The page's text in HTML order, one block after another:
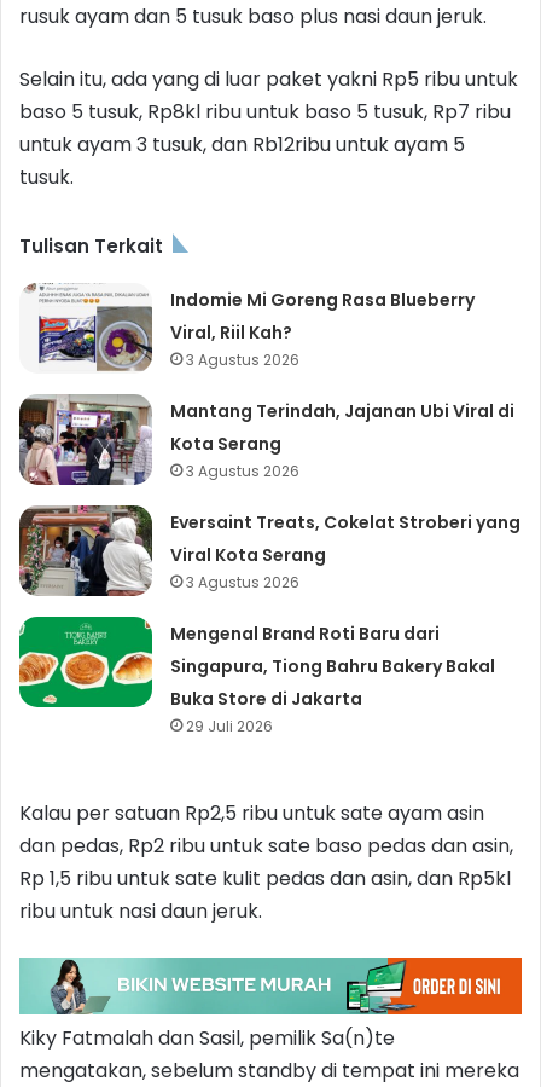
rusuk ayam dan 5 tusuk baso plus nasi daun jeruk.
Selain itu, ada yang di luar paket yakni Rp5 ribu untuk
baso 5 tusuk, Rp8kl ribu untuk baso 5 tusuk, Rp7 ribu
untuk ayam 3 tusuk, dan Rb12ribu untuk ayam 5
tusuk.
Tulisan Terkait
Indomie Mi Goreng Rasa Blueberry
Viral, Riil Kah?
3 Agustus 2026
Mantang Terindah, Jajanan Ubi Viral di
Kota Serang
3 Agustus 2026
Eversaint Treats, Cokelat Stroberi yang
Viral Kota Serang
3 Agustus 2026
Mengenal Brand Roti Baru dari
Singapura, Tiong Bahru Bakery Bakal
Buka Store di Jakarta
29 Juli 2026
Kalau per satuan Rp2,5 ribu untuk sate ayam asin
dan pedas, Rp2 ribu untuk sate baso pedas dan asin,
Rp 1,5 ribu untuk sate kulit pedas dan asin, dan Rp5kl
ribu untuk nasi daun jeruk.
Kiky Fatmalah dan Sasil, pemilik Sa(n)te
mengatakan, sebelum standby di tempat ini mereka